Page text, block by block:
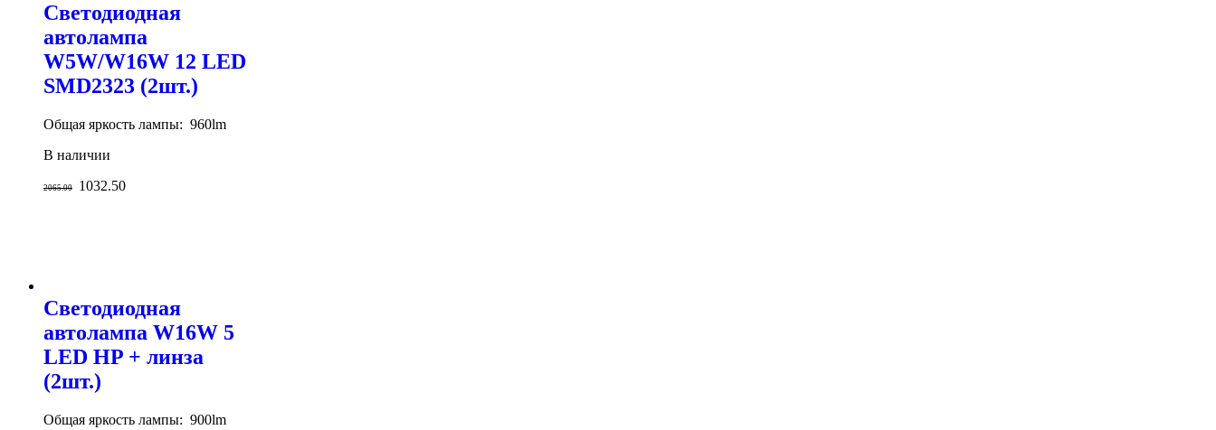
Светодиодная
автолампа
W5W/W16W 12 LED
SMD2323 (2шт.)
Общая яркость лампы: 960lm
В наличии
2065.00 1032.50
Светодиодная
автолампа W16W 5
LED HP + линза
(2шт.)
Общая яркость лампы: 900lm